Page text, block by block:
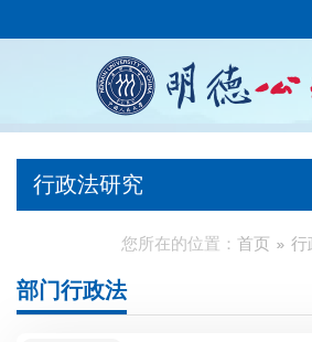
行政法研究
您所在的位置： 首页 行
部门行政法